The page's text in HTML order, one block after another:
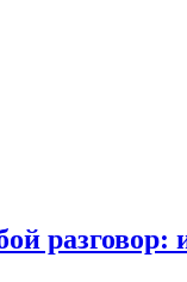
разговор: